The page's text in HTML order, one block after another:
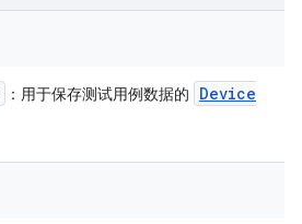
：用于保存测试用例数据的
Device